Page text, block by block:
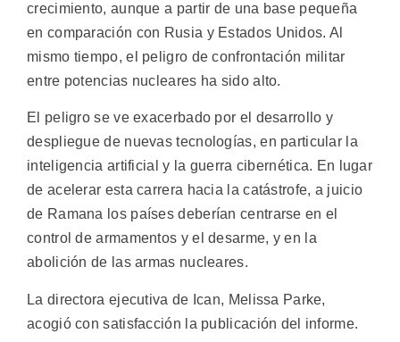
crecimiento, aunque a partir de una base pequeña
en comparación con Rusia y Estados Unidos. Al
mismo tiempo, el peligro de confrontación militar
entre potencias nucleares ha sido alto.
El peligro se ve exacerbado por el desarrollo y
despliegue de nuevas tecnologías, en particular la
inteligencia artificial y la guerra cibernética. En lugar
de acelerar esta carrera hacia la catástrofe, a juicio
de Ramana los países deberían centrarse en el
control de armamentos y el desarme, y en la
abolición de las armas nucleares.
La directora ejecutiva de Ican, Melissa Parke,
acogió con satisfacción la publicación del informe.